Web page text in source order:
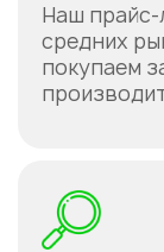
Наш прайс-
средних
покупаем